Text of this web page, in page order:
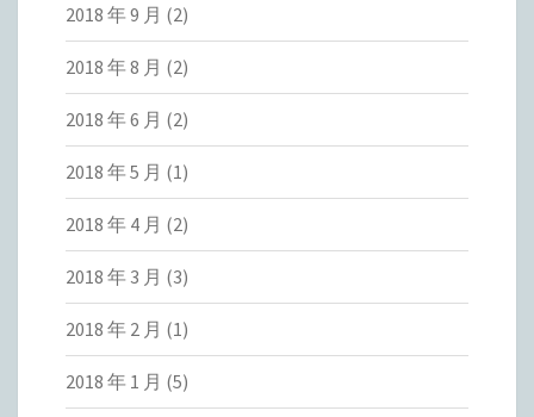
2018 年 9 月 (2)
2018 年 8 月 (2)
2018 年 6 月 (2)
2018 年 5 月 (1)
2018 年 4 月 (2)
2018 年 3 月 (3)
2018 年 2 月 (1)
2018 年 1 月 (5)